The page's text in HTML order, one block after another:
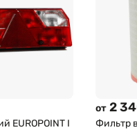
EUROPOINT I
от 2
Фильтр